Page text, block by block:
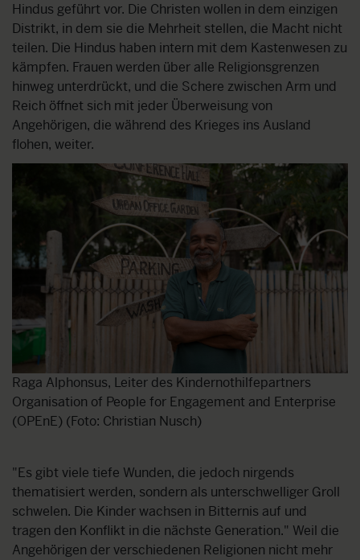
Hindus geführt vor. Die Christen wollen in dem einzigen
Distrikt, in dem sie die Mehrheit stellen, die Macht nicht
teilen. Die Hindus haben intern mit dem Kastenwesen zu
kämpfen. Frauen werden über alle Religionsgrenzen
hinweg unterdrückt, und die Schere zwischen Arm und
Reich öffnet sich mit jeder Überweisung von
Angehörigen, die während des Krieges ins Ausland
flohen, weiter.
Raga Alphonsus, Leiter des Kindernothilfepartners
Organisation of People for Engagement and Enterprise
(OPEnE) (Foto: Christian Nusch)
"Es gibt viele tiefe Wunden, die jedoch nirgends
thematisiert werden, sondern als unterschwelliger Groll
schwelen. Die Kinder wachsen in Bitternis auf und
tragen den Konflikt in die nächste Generation." Weil die
Angehörigen der verschiedenen Religionen nicht mehr